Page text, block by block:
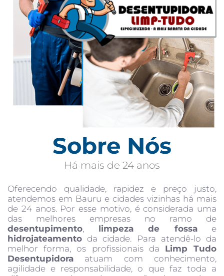
Sobre Nós
Há mais de 24 anos
Oferecendo qualidade, rapidez e preço justo,
atendemos em Bauru e cidades vizinhas há mais
de 24 anos. Por esse motivo, é considerada uma
das melhores empresas no ramo de
desentupimento, limpeza de fossae
hidrojateamento da cidade. Para atendê-lo da
melhor forma, os profissionais da Limp Tudo
Desentupidora atuam com conhecimento,
agilidade e responsabilidade, o que faz toda a